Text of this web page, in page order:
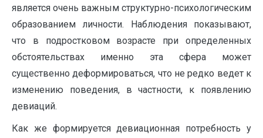
является очень важным структурно-психологическим
образованием личности. Наблюдения показывают,
что в подростковом возрасте при определенных
обстоятельствах именно эта сфера может
существенно деформироваться, что не редко ведет к
изменению поведения, в частности, к появлению
девиаций.
Как же формируется девиационная потребность у